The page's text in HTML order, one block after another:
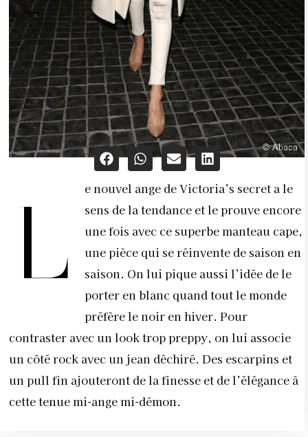
L
e nouvel ange de Victoria’s secret a le
sens de la tendance et le prouve encore
une fois avec ce superbe manteau cape,
une pièce qui se réinvente de saison en
saison. On lui pique aussi l’idée de le
porter en blanc quand tout le monde
préfère le noir en hiver. Pour
contraster avec un look trop preppy, on lui associe
un côté rock avec un jean déchiré. Des escarpins et
un pull fin ajouteront de la finesse et de l’élégance à
cette tenue mi-ange mi-démon.